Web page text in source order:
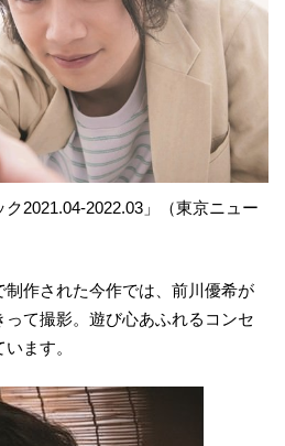
ク2021.04-2022.03」（東京ニュー
作された今作では、前川優希が
て撮影。遊び心あふれるコンセ
ます。